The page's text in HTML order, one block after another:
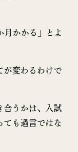
月かかる」とよ
が変わるわけで
合うかは、入試
ても過言ではな